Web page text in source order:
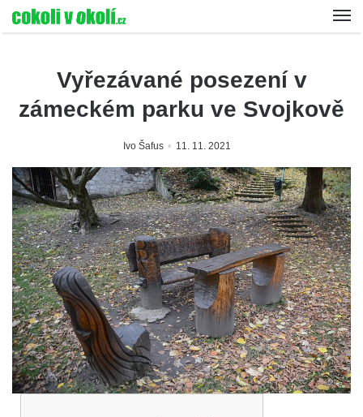
Vyřezávané posezení v
zámeckém parku ve Svojkově
Ivo Šafus 11. 11. 2021